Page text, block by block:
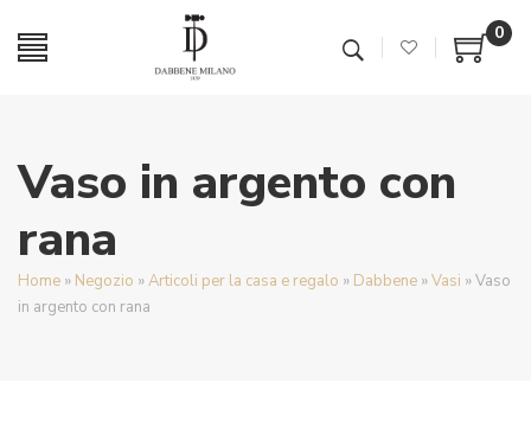
0
Vaso in argento con
rana
Home » Negozio »Articoli per la casa e regalo » Dabbene »Vasi »Vaso
in argento con rana